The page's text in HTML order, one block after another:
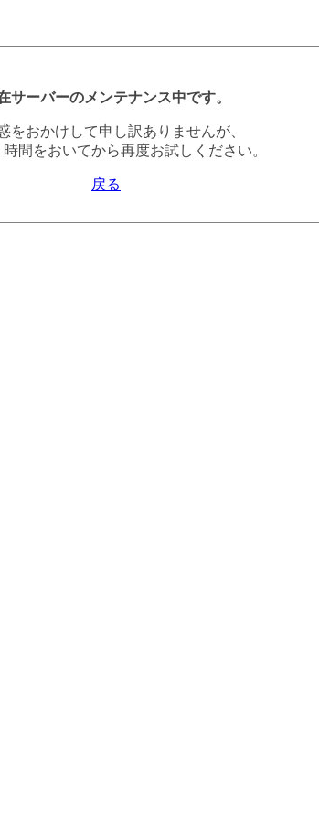
サーバーのメンテナンス中です。
をおかけして申し訳ありませんが、
時間をおいてから再度お試しください。
戻る